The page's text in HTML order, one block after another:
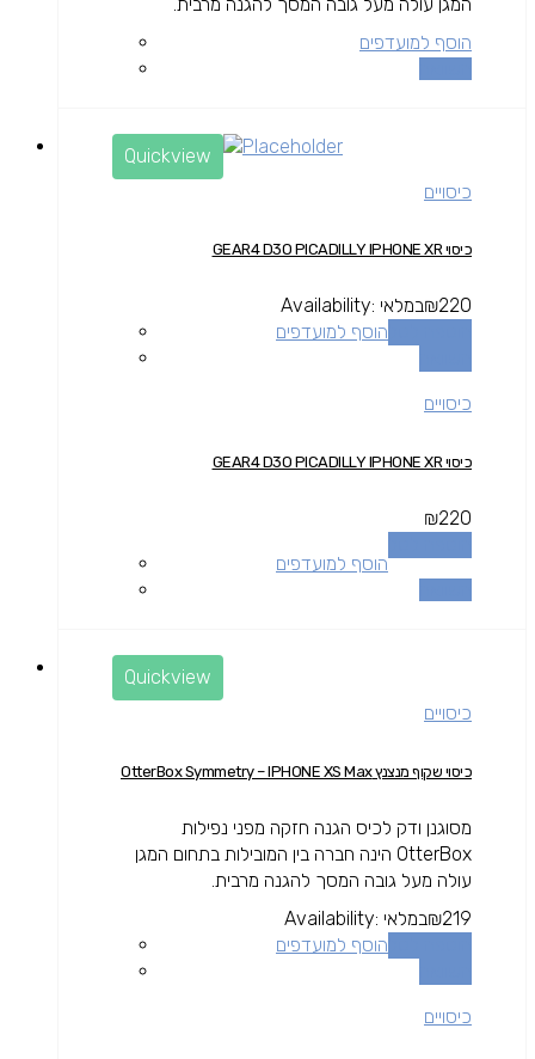
הוסף למועדפים
Quickview
כיסויים
כיסוי GEAR4 D3O PICADILLY IPHONE XR
₪220
Availability: במלאי
הוסף למועדפים
כיסויים
כיסוי GEAR4 D3O PICADILLY IPHONE XR
₪220
הוסף למועדפים
Quickview
כיסויים
כיסוי שקוף מנצנץ OtterBox Symmetry – IPHONE XS Max
מסוגנן ודק לכיס הגנה חזקה מפני נפילות
OtterBox הינה חברה בין המובילות בתחום המגן
עולה מעל גובה המסך להגנה מרבית.
₪219
Availability: במלאי
הוסף למועדפים
כיסויים